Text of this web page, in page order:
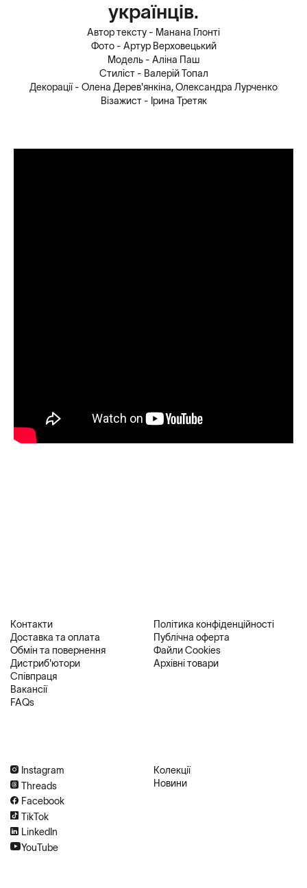
українців.
Автор тексту - Манана Глонті
Фото - Артур Верховецький
Модель - Аліна Паш
Стиліст - Валерій Топал
Декорації - Олена Дерев'янкіна, Олександра Лурченко
Візажист - Ірина Третяк
Instagram
Threads
Facebook
TikTok
LinkedIn
YouTube
Контакти
Доставка та оплата
Обмін та повернення
Дистриб'ютори
Співпраця
Вакансії
FAQs
Політика конфіденційності
Публічна оферта
Файли Cookies
Архівні товари
Колекції
Новини